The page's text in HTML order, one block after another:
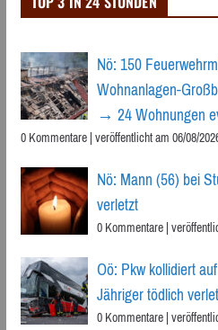
Nö: 150
Wohnanlagen-
→ 24 Wohnungen
0 Kommentare|veröffentlicht am 06/08/
Nö: Mann (56) bei
verletzt
0 Kommentare|
Oö: Pkw kollidiert
Jähriger tödlich
0 Kommentare|